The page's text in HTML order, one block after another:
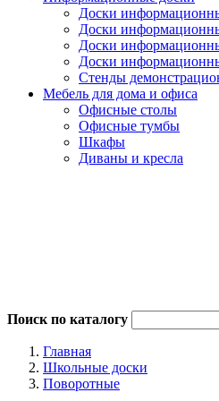
Доски
Доски
Доски
Доски
Стенды
Мебель для дома и офиса
Офисные столы
Офисные тумбы
Шкафы
Диваны и кресла
Поиск по каталогу
Главная
Школьные доски
Поворотные